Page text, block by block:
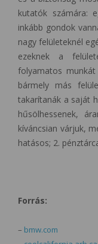
kutatók számára:
inkább gondok
nagy felületeknél
ezeknek a
folyamatos
bármely más
takarítanák a saját
hűsölhessenek,
kíváncsian várjuk,
hatásos; 2.
Forrás:
– bmw.com